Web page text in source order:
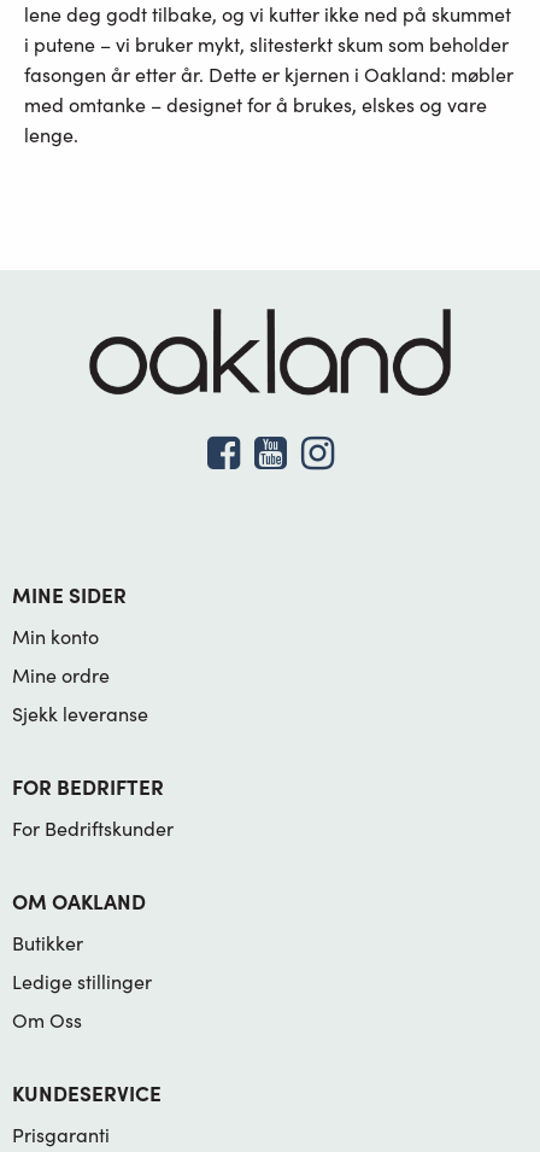
lene deg godt tilbake, og vi kutter ikke ned på skummet
i putene – vi bruker mykt, slitesterkt skum som beholder
fasongen år etter år. Dette er kjernen i Oakland: møbler
med omtanke – designet for å brukes, elskes og vare
lenge.
MINE SIDER
Min konto
Mine ordre
Sjekk leveranse
FOR BEDRIFTER
For Bedriftskunder
OM OAKLAND
Butikker
Ledige stillinger
Om Oss
KUNDESERVICE
Prisgaranti